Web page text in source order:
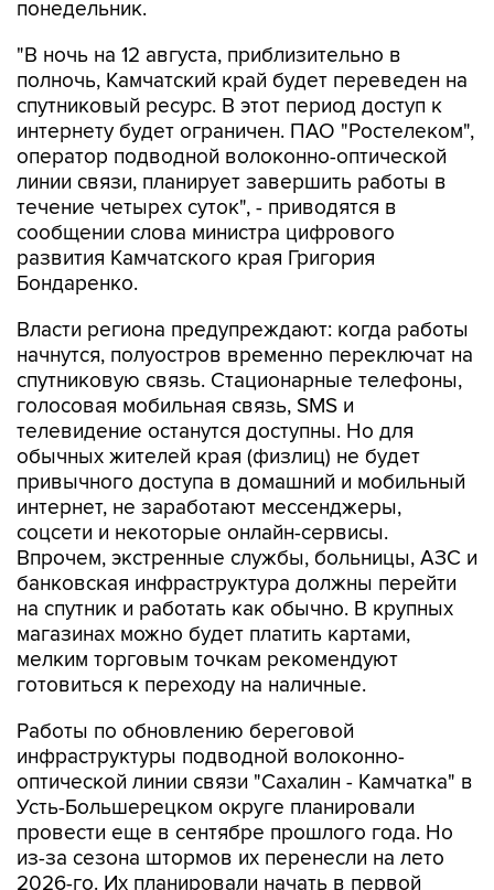
"В ночь на 12 августа, приблизительно в
спутниковый ресурс. В этот период доступ к
интернету будет ограничен. ПАО "Ростелеком",
оператор подводной волоконно-оптической
линии связи, планирует завершить работы в
течение четырех суток", - приводятся в
сообщении слова министра цифрового
развития Камчатского края Григория
Бондаренко.
Власти региона предупреждают: когда работы
спутниковую связь. Стационарные телефоны,
голосовая мобильная связь, SMS и
телевидение останутся доступны. Но для
обычных жителей края (физлиц) не будет
привычного доступа в домашний и мобильный
интернет, не заработают мессенджеры,
соцсети и некоторые онлайн-сервисы.
Впрочем, экстренные службы, больницы, АЗС и
банковская инфраструктура должны перейти
на спутник и работать как обычно. В крупных
магазинах можно будет платить картами,
мелким торговым точкам рекомендуют
готовиться к переходу на наличные.
Работы по обновлению береговой
оптической линии связи "Сахалин - Камчатка" в
Усть-Большерецком округе планировали
провести еще в сентябре прошлого года. Но
из-за сезона штормов их перенесли на лето
2026-го. Их планировали начать в первой
декаде августа, но и тут помешала непогода.